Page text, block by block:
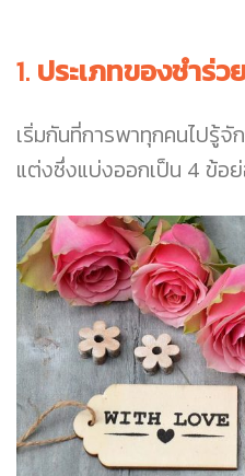
1. ประเภทของชำร่ว
เริ่มกันที่การพาทุกคนไปรู้จั
แต่งซึ่งแบ่งออกเป็น 4 ข้อ